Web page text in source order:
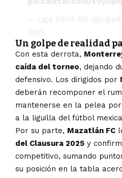
— Liga BBVA MX
2025
Un golpe de realidad
Con esta derrota,
caída del torneo, dejando
defensivo. Los dirigidos por
deberán recomponer el
mantenerse en la pelea
a la liguilla del fútbol
Por su parte, Mazatlán FC
del Clausura 2025 y
competitivo, sumando
su posición en la tabla